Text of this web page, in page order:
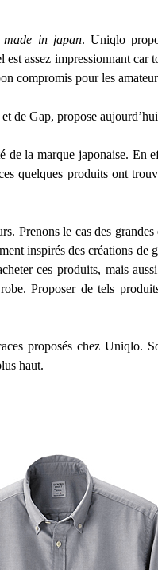
made in japan. Uniqlo
assez impressionnant car
compromis pour les
Gap, propose
de la marque japonaise.
quelques produits ont
Prenons le cas des grandes
inspirés des créations
ces produits, mais
Proposer de tels
proposés chez Uniqlo.
haut.